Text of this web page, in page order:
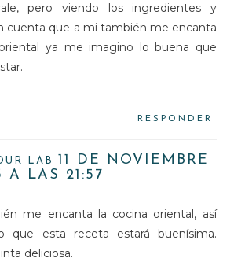
pero viendo los ingredientes y
cuenta que a mi también me encanta
ya me imagino lo buena que
RESPONDER
LAB
11 DE NOVIEMBRE
A LAS 21:57
me encanta la cocina oriental, así
que esta receta estará buenísima.
deliciosa.